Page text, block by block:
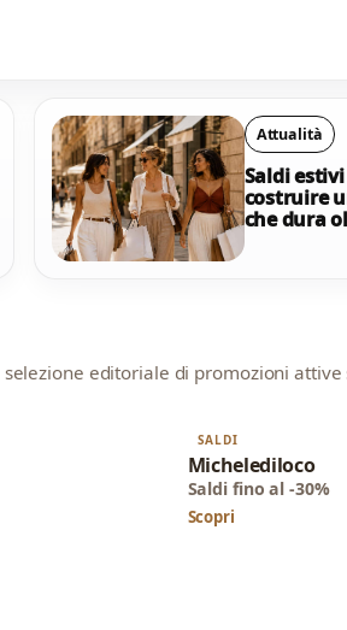
Attualità
Saldi
costruire
che dura
selezione editoriale di promozioni attive
SALDI
Michelediloco
Saldi fino al -30%
Scopri